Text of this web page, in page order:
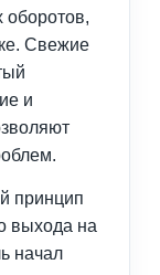
оборотов,
Свежие
и
принцип
выхода на
начал